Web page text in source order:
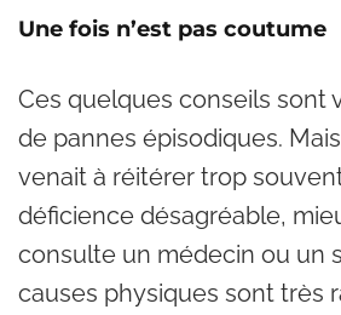
Une fois n’est pas coutume
Ces quelques conseils sont
de pannes épisodiques.
venait à réitérer trop
déficience désagréable,
consulte un médecin ou un
causes physiques sont très